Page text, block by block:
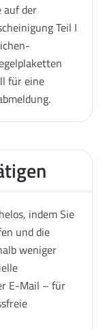
auf der
Teil I
für eine
indem Sie
und die
weniger
E-Mail – für